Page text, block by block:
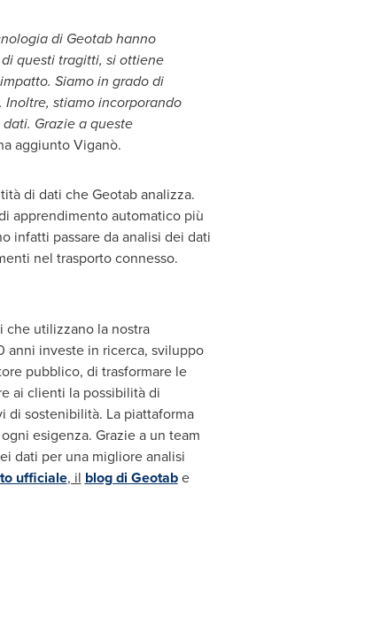
di Geotab hanno
questi tragitti, si ottiene
Siamo in grado di
stiamo incorporando
Grazie a queste
aggiunto Viganò.
di dati che Geotab analizza.
apprendimento automatico più
infatti passare da analisi dei dati
nel trasporto connesso.
utilizzano la nostra
investe in ricerca, sviluppo
pubblico, di trasformare le
ai clienti la possibilità di
sostenibilità. La piattaforma
esigenza. Grazie a un team
dati per una migliore analisi
ufficiale, il blog di Geotabe